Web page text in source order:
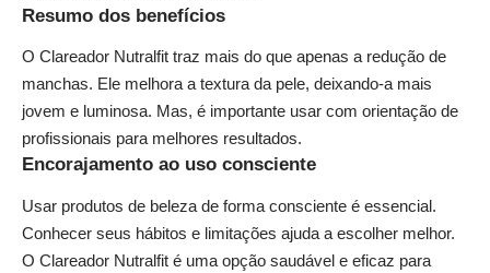
Resumo dos benefícios
O Clareador Nutralfit traz mais do que apenas a redução de
manchas. Ele melhora a textura da pele, deixando-a mais
jovem e luminosa. Mas, é importante usar com orientação de
profissionais para melhores resultados.
Encorajamento ao uso consciente
Usar produtos de beleza de forma consciente é essencial.
Conhecer seus hábitos e limitações ajuda a escolher melhor.
O Clareador Nutralfit é uma opção saudável e eficaz para